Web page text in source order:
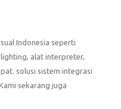
Indonesia seperti
alat interpreter,
solusi sistem integrasi
sekarang juga